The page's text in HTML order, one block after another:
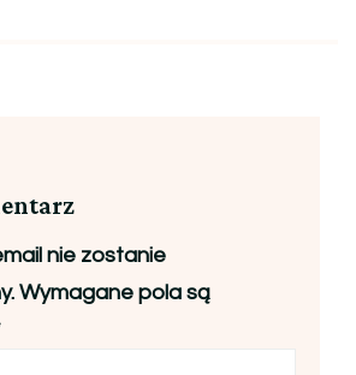
nie zostanie
Wymagane pola są